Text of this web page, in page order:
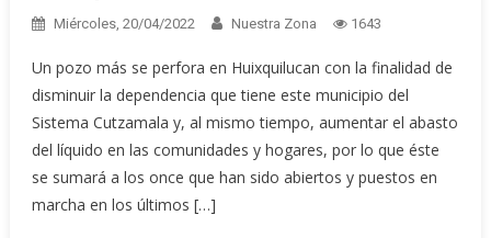
Miércoles, 20/04/2022 Nuestra Zona 1643
Un pozo más se perfora en Huixquilucan con la finalidad de
disminuir la dependencia que tiene este municipio del
Sistema Cutzamala y, al mismo tiempo, aumentar el abasto
del líquido en las comunidades y hogares, por lo que éste
se sumará a los once que han sido abiertos y puestos en
marcha en los últimos […]